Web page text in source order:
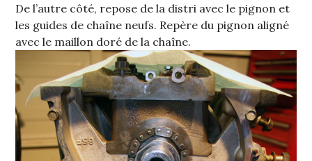
De l’autre côté, repose de la distri avec le pignon et
les guides de chaîne neufs. Repère du pignon aligné
avec le maillon doré de la chaîne.